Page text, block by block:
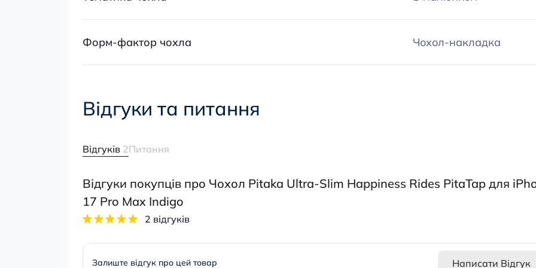
Форм-фактор чохла Чохол-накладка
Відгуки та питання
Відгуків 2Питання
Відгуки покупців про Чохол Pitaka Ultra-Slim Happiness Rides PitaTap для
17 Pro Max Indigo
2 відгуків
Залиште відгук про цей товар Написати Відгук